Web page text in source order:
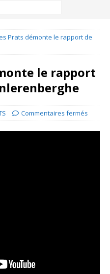
Prats démonte le rapport de
le rapport
Commentaires fermés